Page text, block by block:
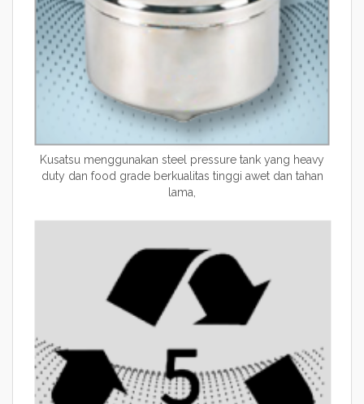
Kusatsu menggunakan steel pressure tank yang heavy
duty dan food grade berkualitas tinggi awet dan tahan
lama,